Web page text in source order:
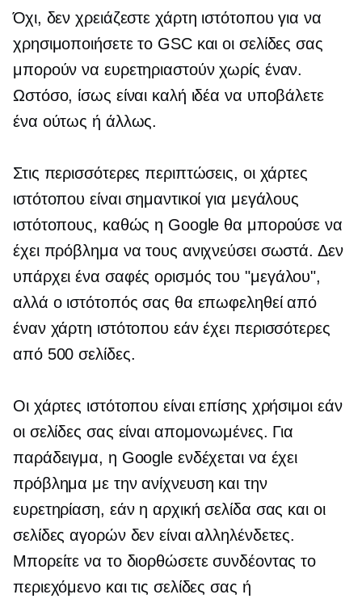
Όχι, δεν χρειάζεστε χάρτη ιστότοπου για να
χρησιμοποιήσετε το GSC και οι σελίδες σας
μπορούν να ευρετηριαστούν χωρίς έναν.
Ωστόσο, ίσως είναι καλή ιδέα να υποβάλετε
ένα ούτως ή άλλως.
Στις περισσότερες περιπτώσεις, οι χάρτες
ιστότοπου είναι σημαντικοί για μεγάλους
ιστότοπους, καθώς η Google θα μπορούσε να
έχει πρόβλημα να τους ανιχνεύσει σωστά. Δεν
υπάρχει ένα σαφές ορισμός του "μεγάλου",
αλλά ο ιστότοπός σας θα επωφεληθεί από
έναν χάρτη ιστότοπου εάν έχει περισσότερες
από 500 σελίδες.
Οι χάρτες ιστότοπου είναι επίσης χρήσιμοι εάν
οι σελίδες σας είναι απομονωμένες. Για
παράδειγμα, η Google ενδέχεται να έχει
πρόβλημα με την ανίχνευση και την
ευρετηρίαση, εάν η αρχική σελίδα σας και οι
σελίδες αγορών δεν είναι αλληλένδετες.
Μπορείτε να το διορθώσετε συνδέοντας το
περιεχόμενο και τις σελίδες σας ή